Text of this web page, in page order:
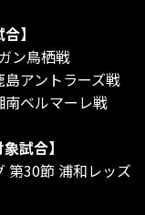
】
ン鳥栖戦
アントラーズ戦
ベルマーレ戦
試合】
第30節 浦和レッズ